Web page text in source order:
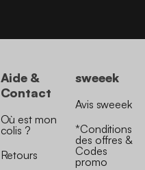
Aide &
Contact
Où est mon
colis ?
Retours
sweeek
Avis sweeek
*Conditions
des offres &
Codes
promo